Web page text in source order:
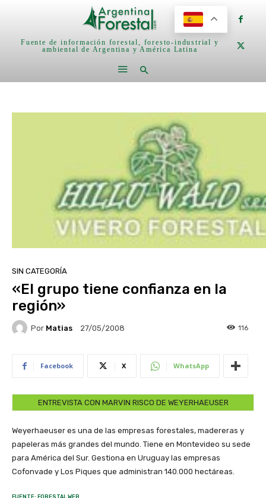
Fuente de información forestal, foresto-industrial y
ambiental de Argentina y América Latina
SIN CATEGORÍA
«El grupo tiene confianza en la
región»
Por Matias 27/05/2008 116
Facebook X WhatsApp
ENTREVISTA CON MARVIN RISCO DE WEYERHAEUSER
Weyerhaeuser es una de las empresas forestales, madereras y
papeleras más grandes del mundo. Tiene en Montevideo su sede
para América del Sur. Gestiona en Uruguay las empresas
Cofonvade y Los Piques que administran 140.000 hectáreas.